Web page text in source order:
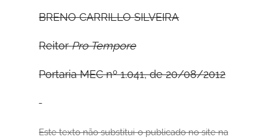
BRENOCARRILLOSILVEIRA
ReitorPro Tempore
Portaria MEC nº 1.041, de 20/08/2012
Este texto não substitui o publicado no site na